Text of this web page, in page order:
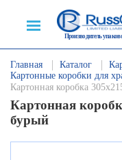
Производитель
Главная Каталог
Картонные коробки для
Картонная коробка
Картонная
бурый